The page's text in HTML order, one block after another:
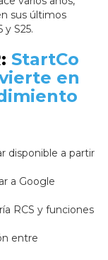
sus últimos
y S25.
StartCo
en
disponible a partir
a Google
RCS y funciones
entre